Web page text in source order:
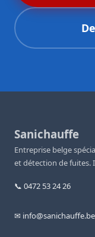
Sanichauffe
Entreprise belge
et détection de fuites.
📞 0472 53 24 26
✉ info@sanichauffe.be